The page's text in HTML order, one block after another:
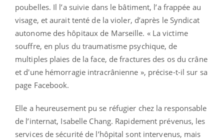
poubelles. Il l’a suivie dans le bâtiment, l’a frappée au
visage, et aurait tenté de la violer, d’après le Syndicat
autonome des hôpitaux de Marseille. « La victime
souffre, en plus du traumatisme psychique, de
multiples plaies de la face, de fractures des os du crâne
et d'une hémorragie intracrânienne », précise-t-il sur sa
page Facebook.
Elle a heureusement pu se réfugier chez la responsable
de l’internat, Isabelle Chang. Rapidement prévenus, les
services de sécurité de l’hôpital sont intervenus, mais